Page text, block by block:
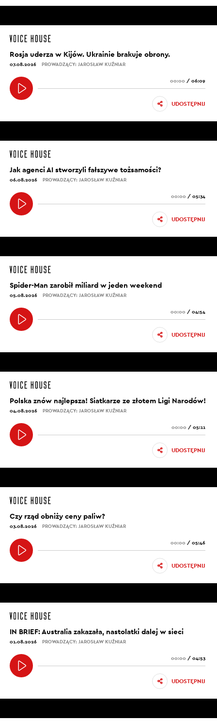
Rosja uderza w Kijów. Ukrainie brakuje obrony.
07.08.2026 PROWADZĄCY: JAROSŁAW KUŹNIAR
00:00 / 06:09
UDOSTĘPNIJ
Jak agenci AI stworzyli fałszywe tożsamości?
06.08.2026 PROWADZĄCY: JAROSŁAW KUŹNIAR
00:00 / 05:34
UDOSTĘPNIJ
Spider-Man zarobił miliard w jeden weekend
05.08.2026 PROWADZĄCY: JAROSŁAW KUŹNIAR
00:00 / 04:54
UDOSTĘPNIJ
Polska znów najlepsza! Siatkarze ze złotem Ligi Narodów!
04.08.2026 PROWADZĄCY: JAROSŁAW KUŹNIAR
00:00 / 05:11
UDOSTĘPNIJ
Czy rząd obniży ceny paliw?
03.08.2026 PROWADZĄCY: JAROSŁAW KUŹNIAR
00:00 / 05:46
UDOSTĘPNIJ
IN BRIEF: Australia zakazała, nastolatki dalej w sieci
01.08.2026 PROWADZĄCY: JAROSŁAW KUŹNIAR
00:00 / 04:53
UDOSTĘPNIJ